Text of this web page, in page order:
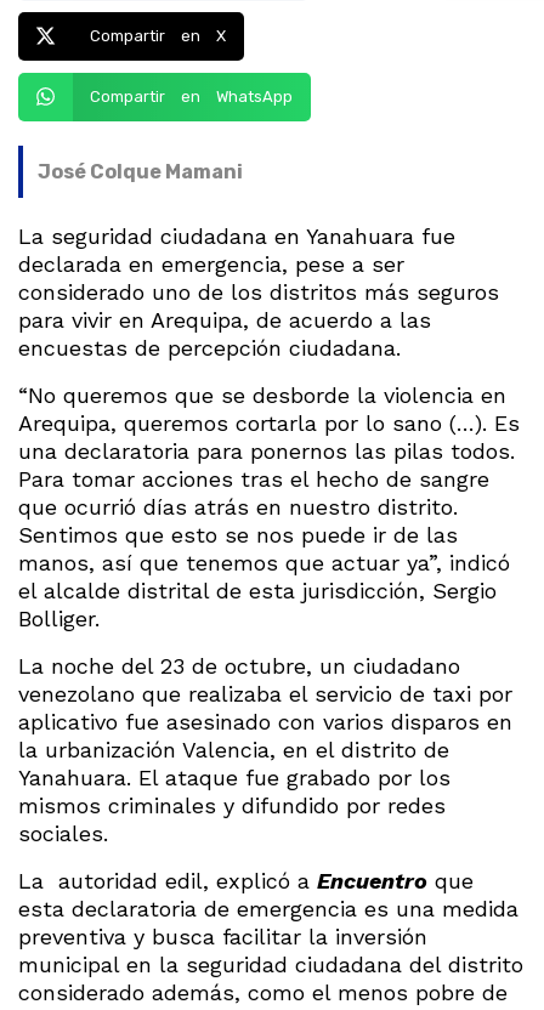
Compartir en X
Compartir en WhatsApp
José Colque Mamani
La seguridad ciudadana en Yanahuara fue
declarada en emergencia, pese a ser
considerado uno de los distritos más seguros
para vivir en Arequipa, de acuerdo a las
encuestas de percepción ciudadana.
“No queremos que se desborde la violencia en
Arequipa, queremos cortarla por lo sano (…). Es
una declaratoria para ponernos las pilas todos.
Para tomar acciones tras el hecho de sangre
que ocurrió días atrás en nuestro distrito.
Sentimos que esto se nos puede ir de las
manos, así que tenemos que actuar ya”, indicó
el alcalde distrital de esta jurisdicción, Sergio
Bolliger.
La noche del 23 de octubre, un ciudadano
venezolano que realizaba el servicio de taxi por
aplicativo fue asesinado con varios disparos en
la urbanización Valencia, en el distrito de
Yanahuara. El ataque fue grabado por los
mismos criminales y difundido por redes
sociales.
La autoridad edil, explicó a Encuentro que
esta declaratoria de emergencia es una medida
preventiva y busca facilitar la inversión
municipal en la seguridad ciudadana del distrito
considerado además, como el menos pobre de